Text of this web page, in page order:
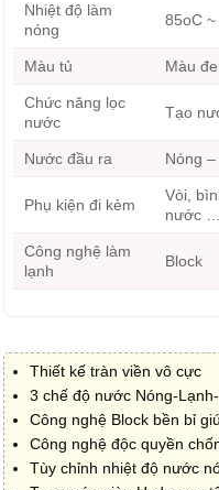
Nhiệt độ làm
nóng
85oC
Màu tủ Màu
Chức năng lọc
nước
Tạo
Nước đầu ra Nóng
Phụ kiện đi kèm
Vòi,
nước …
Công nghệ làm
lạnh
Block
Thiết kế tràn viền vô cực
3 chế độ nước Nóng-
Công nghệ Block bền bỉ
Công nghệ độc quyền
Tùy chỉnh nhiệt độ nước